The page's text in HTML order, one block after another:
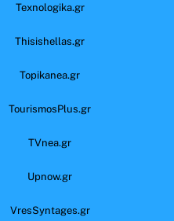
Texnologika.gr
Thisishellas.gr
Topikanea.gr
TourismosPlus.gr
TVnea.gr
Upnow.gr
VresSyntages.gr